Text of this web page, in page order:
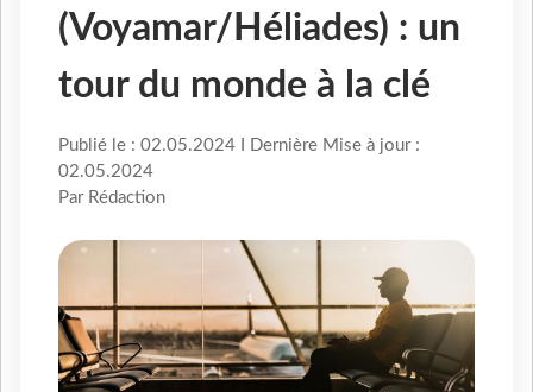
(Voyamar/Héliades) : un
tour du monde à la clé
Publié le : 02.05.2024 I Dernière Mise à jour :
02.05.2024
Par Rédaction